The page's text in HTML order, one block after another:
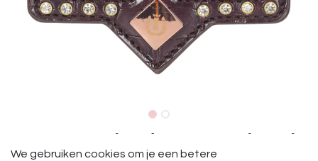
IRH Nummerhouder Croco Lak Bruin
We gebruiken cookies om je een betere